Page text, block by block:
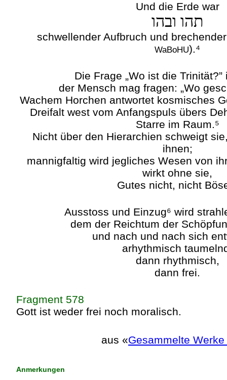
Und die Erde war
תהו ובהו
schwellender Aufbruch und
WaBoHU).⁴
Die Frage „Wo ist die
der Mensch mag fragen: „Wo
Wachem Horchen antwortet kosmisches
Dreifalt west vom Anfangspuls übers
Starre im Raum.⁵
Nicht über den Hierarchien schweigt
ihnen;
mannigfaltig wird jegliches Wesen von
wirkt ohne sie,
Gutes nicht, nicht
Ausstoss und Einzug⁶ wird
dem der Reichtum der
und nach und nach sich
arhythmisch
dann rhythmisch,
dann frei.
Fragment 578
Gott ist weder frei noch moralisch.
aus «Gesammelte
Anmerkungen